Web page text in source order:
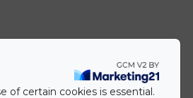
of certain cookies is essential.